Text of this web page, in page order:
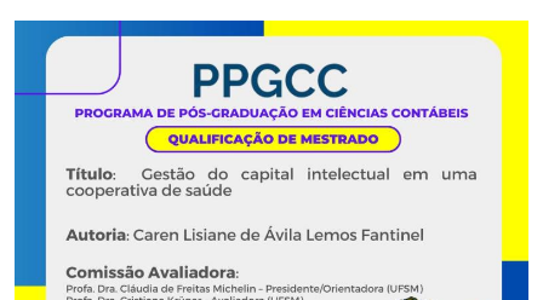
Controladoria-Geral da União
Ministério da Mulher, da Família e dos Direitos Humanos
Gabinete de Segurança Institucional